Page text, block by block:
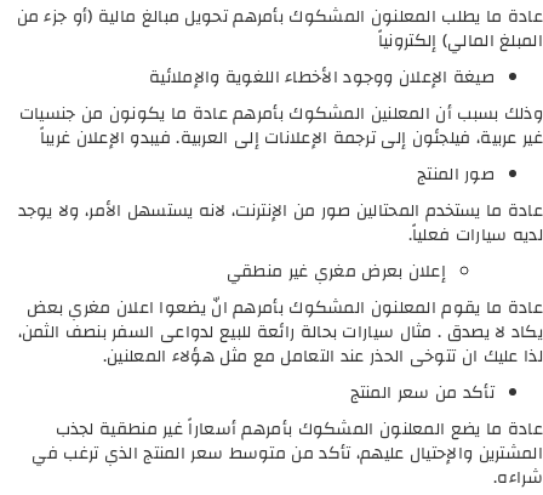
عادة ما يطلب المعلنون المشكوك بأمرهم تحويل مبالغ مالية (أو جزء من
المبلغ المالي) إلكترونياً
صيغة الإعلان ووجود الأخطاء اللغوية والإملائية
وذلك بسبب أن المعلنين المشكوك بأمرهم عادة ما يكونون من جنسيات
غير عربية، فيلجئون إلى ترجمة الإعلانات إلى العربية. فيبدو الإعلان غريباً
صور المنتج
عادة ما يستخدم المحتالين صور من الإنترنت، لانه يستسهل الأمر، ولا يوجد
لديه سيارات فعلياً.
إعلان بعرض مغري غير منطقي
عادة ما يقوم المعلنون المشكوك بأمرهم انّ يضعوا اعلان مغري بعض
يكاد لا يصدق . مثال سيارات بحالة رائعة للبيع لدواعى السفر بنصف الثمن،
لذا عليك ان تتوخى الحذر عند التعامل مع مثل هؤلاء المعلنين.
تأكد من سعر المنتج
عادة ما يضع المعلنون المشكوك بأمرهم أسعاراً غير منطقية لجذب
المشترين والإحتيال عليهم، تأكد من متوسط سعر المنتج الذي ترغب في
شراءه.